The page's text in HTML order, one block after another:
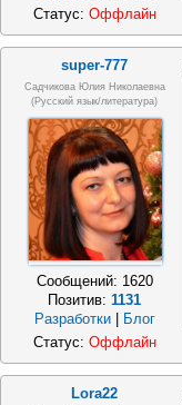
Статус: Оффлайн
super-777
Садчикова Юлия Николаевна
(русский язык/литература)
Сообщений: 1620
Позитив:1131
Разработки
Блог
Статус: Оффлайн
Lora22